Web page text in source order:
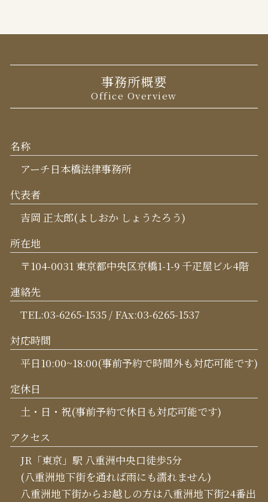
事務所概要
Office Overview
名称
アーチ日本橋法律事務所
代表者
吉岡 正太郎(よしおか しょうたろう)
所在地
〒104-0031 東京都中央区京橋1-1-9 千疋屋ビル4階
連絡先
TEL:03-6265-1535 / FAx:03-6265-1537
対応時間
平日10:00~18:00(事前予約で時間外も対応可能です)
定休日
土・日・祝(事前予約で休日も対応可能です)
アクセス
JR「東京」駅 八重洲中央口徒歩5分
(八重洲地下街を通れば雨にも濡れません)
八重洲地下街からお越しの方は八重洲地下街24番出